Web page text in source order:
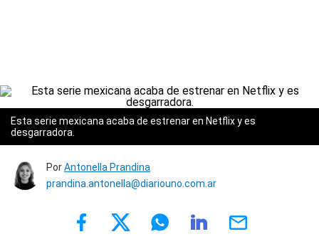
Esta serie mexicana acaba de estrenar en Netflix y es
desgarradora.
PorAntonella Prandina
prandina.antonella@diariouno.com.ar